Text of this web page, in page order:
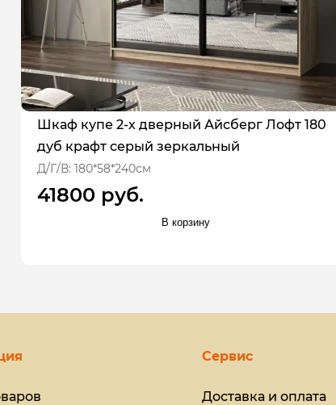
Шкаф купе 2-х дверный Айсберг Лофт 180
дуб крафт серый зеркальный
Д/Г/В: 180*58*240см
41800 руб.
В корзину
Сервис
Доставка и оплата